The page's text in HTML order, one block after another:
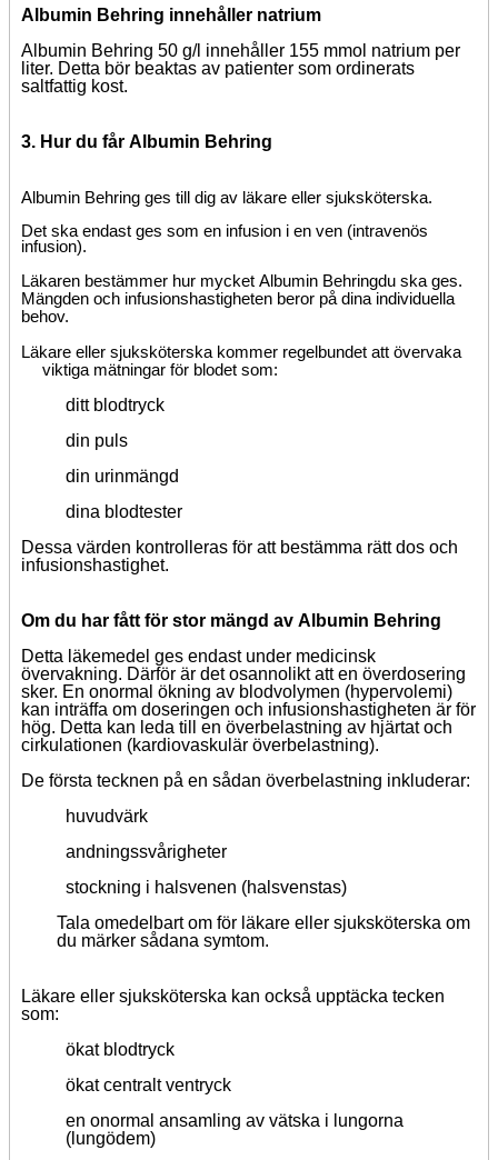
Albumin Behring innehåller natrium
Albumin Behring 50 g/l innehåller 155 mmol natrium per
liter. Detta bör beaktas av patienter som ordinerats
saltfattig kost.
3. Hur du får Albumin Behring
Albumin Behring ges till dig av läkare eller sjuksköterska.
Det ska endast ges som en infusion i en ven (intravenös
infusion).
Läkaren bestämmer hur mycket Albumin Behringdu ska ges.
Mängden och infusionshastigheten beror på dina individuella
behov.
Läkare eller sjuksköterska kommer regelbundet att övervaka
viktiga mätningar för blodet som:
ditt blodtryck
din puls
din urinmängd
dina blodtester
Dessa värden kontrolleras för att bestämma rätt dos och
infusionshastighet.
Om du har fått för stor mängd av Albumin Behring
Detta läkemedel ges endast under medicinsk
övervakning. Därför är det osannolikt att en överdosering
sker. En onormal ökning av blodvolymen (hypervolemi)
kan inträffa om doseringen och infusionshastigheten är för
hög. Detta kan leda till en överbelastning av hjärtat och
cirkulationen (kardiovaskulär överbelastning).
De första tecknen på en sådan överbelastning inkluderar:
huvudvärk
andningssvårigheter
stockning i halsvenen (halsvenstas)
Tala omedelbart om för läkare eller sjuksköterska om
du märker sådana symtom.
Läkare eller sjuksköterska kan också upptäcka tecken
som:
ökat blodtryck
ökat centralt ventryck
en onormal ansamling av vätska i lungorna
(lungödem)